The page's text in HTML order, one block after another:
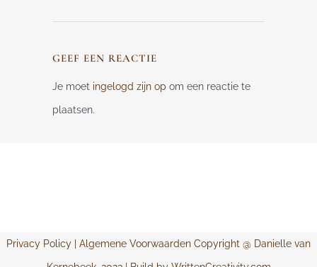
GEEF EEN REACTIE
Je moet ingelogd zijn op om een reactie te
plaatsen.
Privacy Policy Algemene Voorwaarden Copyright @ Danielle van